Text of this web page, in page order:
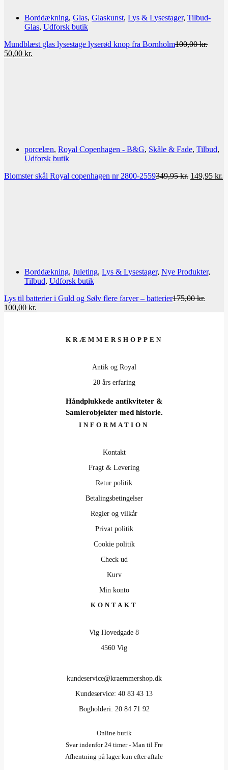
Borddækning, Glas, Glaskunst, Lys & Lysestager, Tilbud-
Glas, Udforsk butik
Mundblæst glas lysestage lyserød knop fra Bornholm100,00kr.
Den
50,00 kr.
porcelæn, Royal Copenhagen - B&G, Skåle & Fade, Tilbud,
Udforsk butik
Blomster skål Royal copenhagen nr 2800-2559349,95kr. Den
149,95 kr.
Borddækning, Juleting, Lys & Lysestager, Nye Produkter,
Tilbud, Udforsk butik
Lys til batterier i Guld og Sølv flere farver – batterier175,00kr.
Den
100,00 kr.
100,00 kr..KRÆMMERSHOPPEN
Antik og Royal
20 års erfaring
Håndplukkede antikviteter &
Samlerobjekter med historie.
INFORMATION
Kontakt
Fragt & Levering
Retur politik
Betalingsbetingelser
Regler og vilkår
Privat politik
Cookie politik
Check ud
Kurv
Min konto
KONTAKT
Vig Hovedgade 8
4560 Vig
kundeservice@kraemmershop.dk
Kundeservice: 40 83 43 13
Bogholderi: 20 84 71 92
Online butik
Svar indenfor 24 timer - Man til Fre
Afhentning på lager kun efter aftale